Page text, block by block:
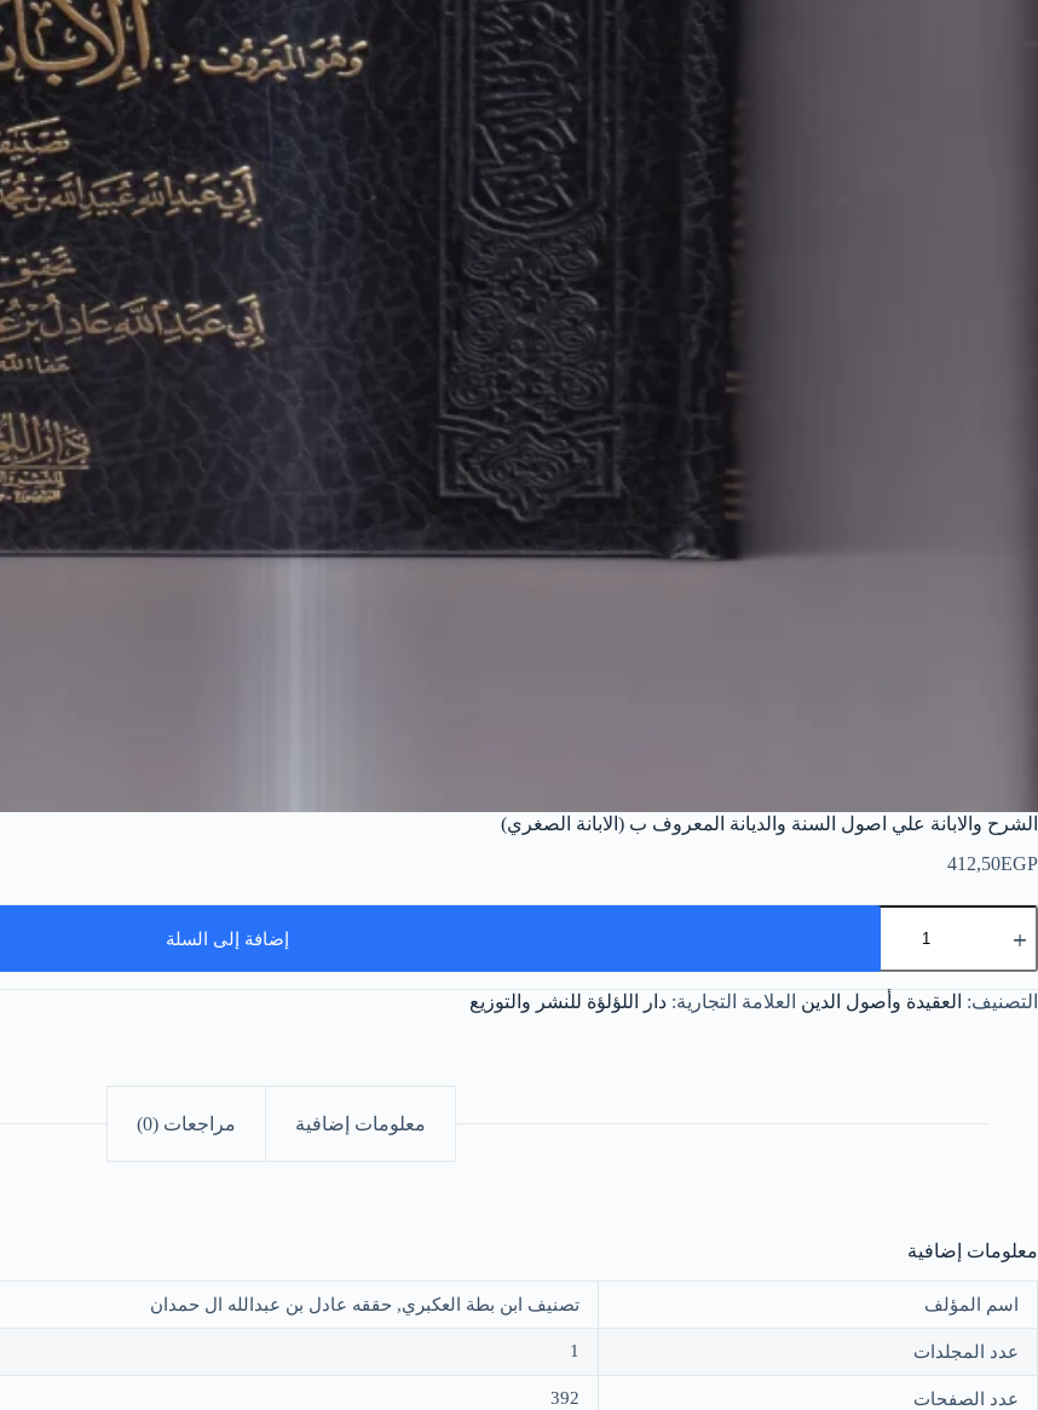
الشرح والابانة علي اصول السنة والديانة المعروف ب (الابانة الصغري)
412,50EGP
كمية
الشرح
اصول
إضافة إلى السلة
التصنيف: العقيدة وأصول الدين العلامة التجارية: دار اللؤلؤة للنشر والتوزيع
معلومات إضافية مراجعات (0)
معلومات إضافية
اسم المؤلف تصنيف ابن بطة العكبري, حققه عادل بن عبدالله ال حمدان
عدد المجلدات 1
عدد الصفحات 392